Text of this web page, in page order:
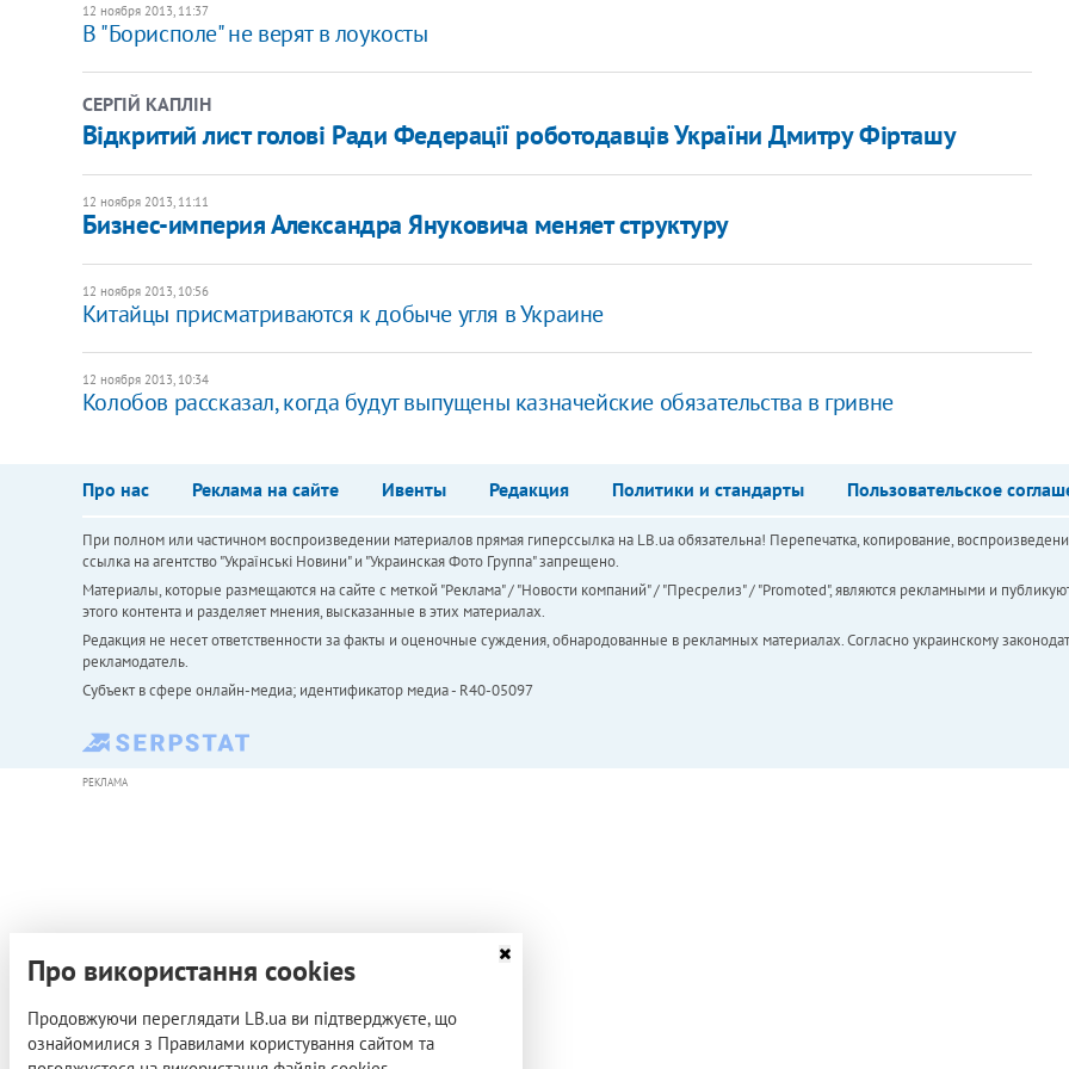
12 ноября 2013, 11:37
В "Борисполе" не верят в лоукосты
СЕРГІЙ КАПЛІН
Відкритий лист голові Ради Федерації роботодавців України Дмитру Фірташу
12 ноября 2013, 11:11
Бизнес-империя Александра Януковича меняет структуру
12 ноября 2013, 10:56
Китайцы присматриваются к добыче угля в Украине
12 ноября 2013, 10:34
​Колобов рассказал, когда будут выпущены казначейские обязательства в гривне
Про нас Реклама на сайте Ивенты Редакция Политики и стандарты Пользовательское
При полном или частичном воспроизведении материалов прямая гиперссылка на LB.ua обязательна! Перепечатка, копирование,
ссылка на агентство "Українськi Новини" и "Украинская Фото Группа" запрещено.
Материалы, которые размещаются на сайте с меткой "Реклама" / "Новости компаний" / "Пресрелиз" / "Promoted", являются рекламными и
этого контента и разделяет мнения, высказанные в этих материалах.
Редакция не несет ответственности за факты и оценочные суждения, обнародованные в рекламных материалах. Согласно украинскому
рекламодатель.
Субъект в сфере онлайн-медиа; идентификатор медиа - R40-05097
РЕКЛАМА
Про використання cookies
Продовжуючи переглядати LB.ua ви підтверджуєте, що
ознайомилися з Правилами користування сайтом та